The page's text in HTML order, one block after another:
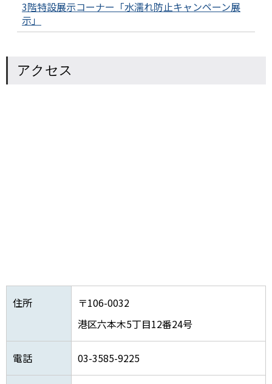
3階特設展示コーナー「水濡れ防止キャンペーン展
示」
アクセス
住所
〒106-0032
港区六本木5丁目12番24号
電話 03-3585-9225